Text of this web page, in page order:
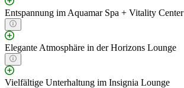
Entspannung im Aquamar Spa + Vitality Center
Elegante Atmosphäre in der Horizons Lounge
Vielfältige Unterhaltung im Insignia Lounge